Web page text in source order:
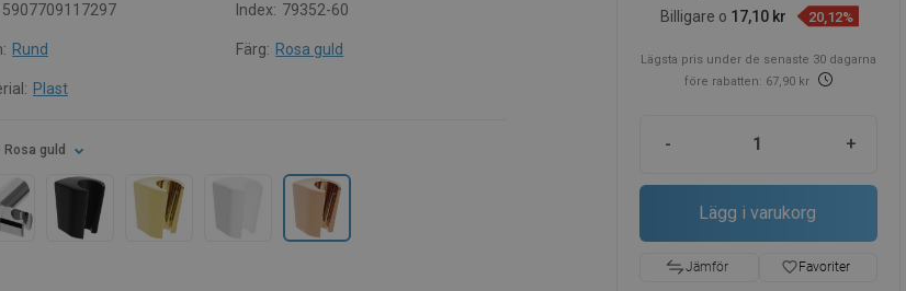
5907709117297 Index: 79352-60
Rund Färg: Rosa guld
Plast
Rosa guld
Billigare o 17,10 kr 20,12%
Lägsta pris under de senaste 30 dagarna
före rabatten: 67,90 kr
- +
Lägg i varukorg
Jämför favorite_borderFavoriter